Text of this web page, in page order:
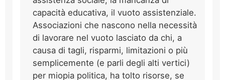
capacità educativa, il vuoto assistenziale.
Associazioni che nascono nella necessità
di lavorare nel vuoto lasciato da chi, a
causa di tagli, risparmi, limitazioni o più
semplicemente (e parli degli alti vertici)
per miopia politica, ha tolto risorse, se